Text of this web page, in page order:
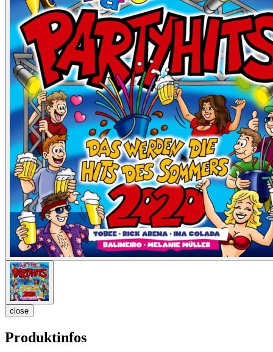
close
Produktinfos